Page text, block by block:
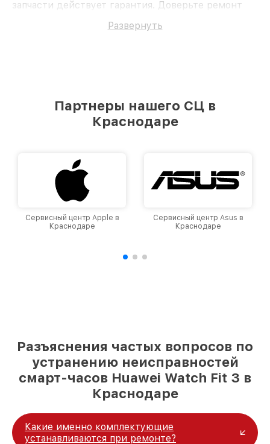
запчасти действует гарантия. Доверьте ремонт
Развернуть
Партнеры нашего СЦ в
Краснодаре
Сервисный центр Apple в
Краснодаре
Сервисный центр Asus в
Краснодаре
Разъяснения частых вопросов по
устранению неисправностей
смарт-часов Huawei Watch Fit 3 в
Краснодаре
Какие именно комплектующие
устанавливаются при ремонте?